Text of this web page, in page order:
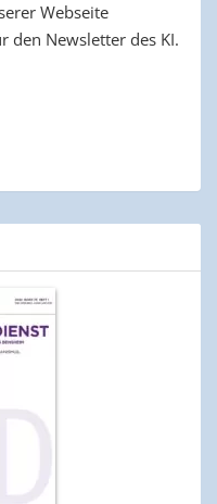
Webseite
den Newsletter des KI.